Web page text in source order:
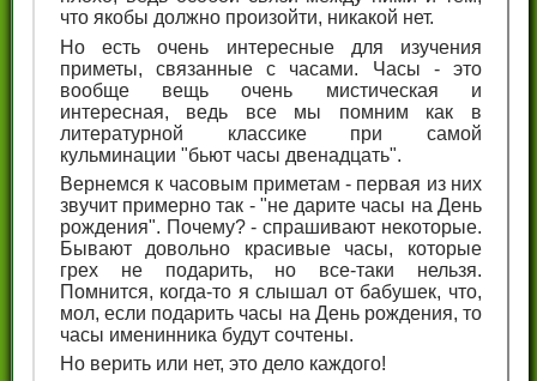
что якобы должно произойти, никакой нет.
Но есть очень интересные для изучения
приметы, связанные с часами. Часы - это
вообще вещь очень мистическая и
интересная, ведь все мы помним как в
литературной классике при самой
кульминации "бьют часы двенадцать".
Вернемся к часовым приметам - первая из них
звучит примерно так - "не дарите часы на День
рождения". Почему? - спрашивают некоторые.
Бывают довольно красивые часы, которые
грех не подарить, но все-таки нельзя.
Помнится, когда-то я слышал от бабушек, что,
мол, если подарить часы на День рождения, то
часы именинника будут сочтены.
Но верить или нет, это дело каждого!